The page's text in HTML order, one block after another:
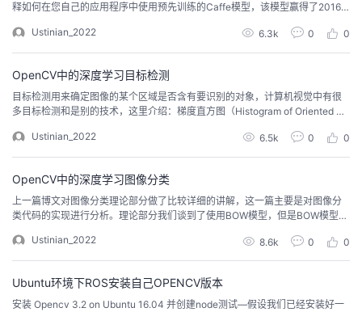
程
认
证
的
实
验
我
的
收
藏
支
持
声
建
议
释如何在您自己的应用程序中使用预先训练的Caffe模型，该模型赢得了2016
键点检测）姿态估计是计算机视觉中的一个普遍问题，用于检测物体的位置和
方向。这通常意味着检测描述物体的关键点位置。一个相关的问题是头部姿态
Ustinian_2022 6.3k 0 0
OpenCV中的深度学习目标检测
目标检测用来确定图像的某个区域是否含有要识别的对象，计算机视觉中有很
多目标检测和是别的技术，这里介绍：梯度直方图（Histogram of Oriented Gr
w）与特征检测算法不同，这些算法是互补的，在梯度直方图（HOG）里面会
用到滑动窗口技术。1.HOG 梯度直方图HOG描述符：HOG...
Ustinian_2022 6.5k 0 0
OpenCV中的深度学习图像分类
上一篇博文对图像分类理论部分做了比较详细的讲解，这一篇主要是对图像分
类代码的实现进行分析。理论部分我们谈到了使用BOW模型，但是BOW模型如
com/yxy8023ustc/p/3369867.html，这一篇博客很详细讲解了BOW模型的步
骤了，主要包含以下四个步骤：提取训练集中图片的feature将这些f...
Ustinian_2022 8.6k 0 0
Ubuntu环境下ROS安装自己OPENCV版本
安装 Opencv 3.2 on Ubuntu 16.04 并创建node测试—假设我们已经安装好一